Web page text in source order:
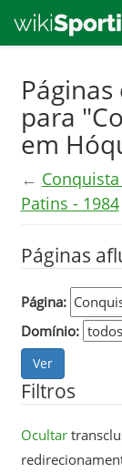
main
content
para
em
← Conquista
Patins - 1984
Páginas
Página:
Domínio:
Filtros
Ocultar